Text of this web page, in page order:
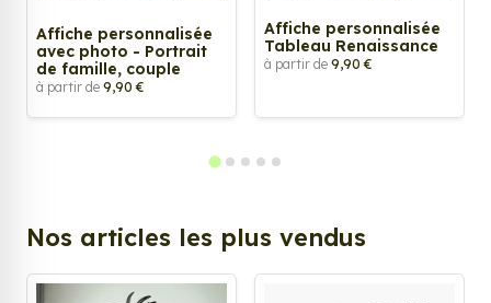
Affiche personnalisée
avec photo - Portrait
de famille, couple
à partir de 9,90 €
Affiche personnalisée
Tableau Renaissance
à partir de 9,90 €
Nos articles les plus vendus